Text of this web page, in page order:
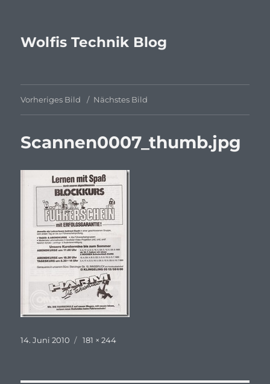
Wolfis Technik Blog
Vorheriges Bild Nächstes Bild
Scannen0007_thumb.jpg
Veröffentlicht
14. Juni 2010 Originalgröße
181 × 244